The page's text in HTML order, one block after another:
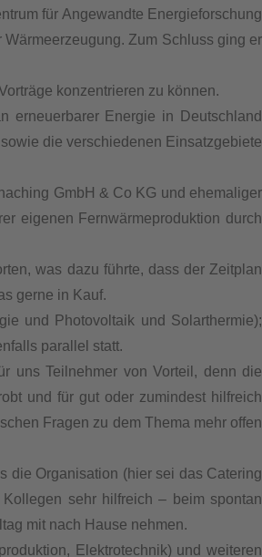
für Angewandte Energieforschung
Zum Schluss ging er
konzentrieren zu können.
erneuerbarer Energie in Deutschland
die verschiedenen Einsatzgebiete
GmbH & Co KG und ehemaliger
eigenen Fernwärmeproduktion durch
was dazu führte, dass der Zeitplan
gerne in Kauf.
und Photovoltaik und Solarthermie);
parallel statt.
uns Teilnehmer von Vorteil, denn die
und für gut oder zumindest hilfreich
Fragen zu dem Thema mehr offen
die Organisation (hier sei das Catering
sehr hilfreich – beim spontan
mit nach Hause nehmen.
Elektrotechnik) und weiteren